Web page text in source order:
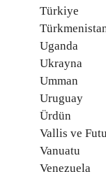
Türkiye
Uganda
Ukrayna
Umman
Uruguay
Ürdün
Vallis ve
Vanuatu
Venezuela